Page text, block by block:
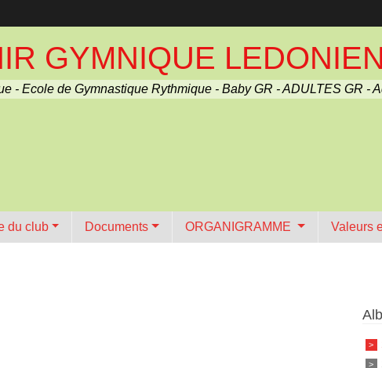
GYMNIQUE
- Ecole de Gymnastique Rythmique - Baby GR - ADULTES GR -
du club Documents ORGANIGRAMME Valeurs